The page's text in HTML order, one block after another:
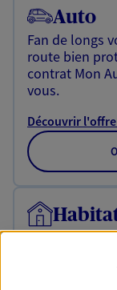
Auto
Fan de longs
route bien
contrat Mon
vous.
Découvrir
Votre
contrat Ma
protégeant